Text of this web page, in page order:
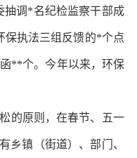
抽调*名纪检监察干部成
保执法三组反馈的*个点
**个。今年以来，环保
的原则，在春节、五一
乡镇（街道）、部门、